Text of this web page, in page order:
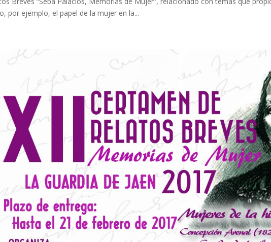
por ejemplo, el papel de la mujer en la...